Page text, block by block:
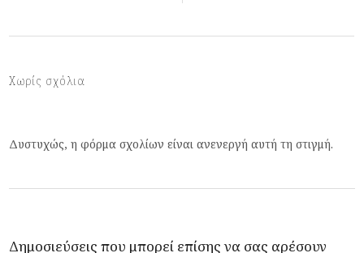
Χωρίς σχόλια
Δυστυχώς, η φόρμα σχολίων είναι ανενεργή αυτή τη στιγμή.
Δημοσιεύσεις που μπορεί επίσης να σας αρέσουν